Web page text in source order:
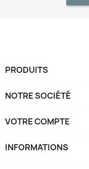
PRODUITS
NOTRE SOCIÉTÉ
VOTRE COMPTE
INFORMATIONS